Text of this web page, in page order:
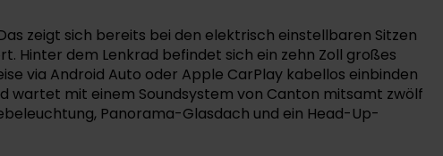
zeigt sich bereits bei den elektrisch einstellbaren Sitzen
Hinter dem Lenkrad befindet sich ein zehn Zoll großes
via Android Auto oder Apple CarPlay kabellos einbinden
wartet mit einem Soundsystem von Canton mitsamt zwölf
Panorama-Glasdach und ein Head-Up-